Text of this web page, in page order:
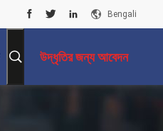
Bengali
উদ্ধৃতির জন্য আবেদন